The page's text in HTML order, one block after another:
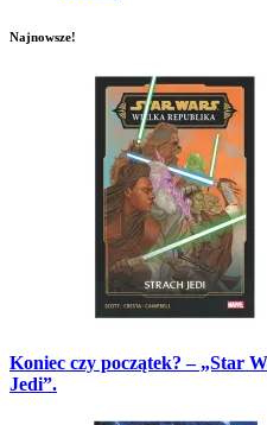
Najnowsze!
Koniec czy początek? – „Star
Jedi”.